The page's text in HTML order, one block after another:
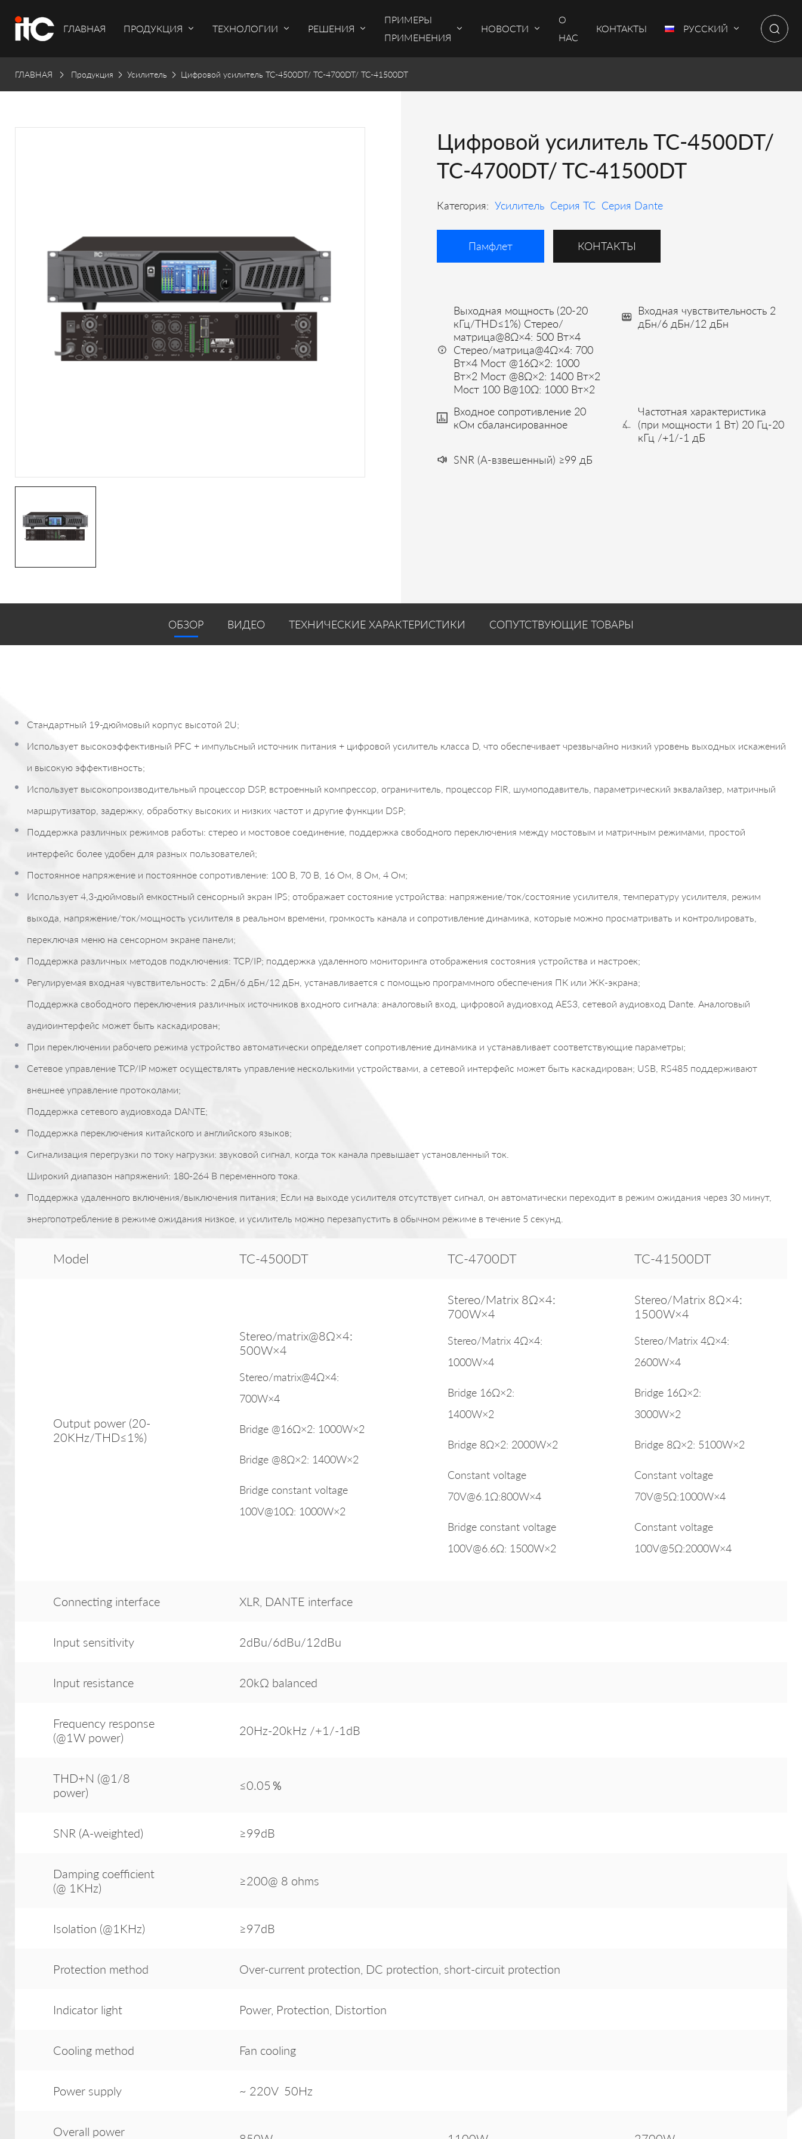
ГЛАВНАЯ ПРОДУКЦИЯ ТЕХНОЛОГИИ РЕШЕНИЯ
ПРИМЕРЫ
ПРИМЕНЕНИЯ
НОВОСТИ
О
НАС
КОНТАКТЫ РУССКИЙ
ГЛАВНАЯ Продукция Усилитель Цифровой усилитель TC-4500DT/ TC-4700DT/ TC-41500DT
Цифровой усилитель TC-4500DT/
TC-4700DT/ TC-41500DT
Категория: Усилитель Серия TC Серия Dante
Памфлет КОНТАКТЫ
Выходная мощность (20-20
кГц/THD≤1%) Стерео/
матрица@8Ω×4: 500 Вт×4
Стерео/матрица@4Ω×4: 700
Вт×4 Мост @16Ω×2: 1000
Вт×2 Мост @8Ω×2: 1400 Вт×2
Мост 100 В@10Ω: 1000 Вт×2
Входная чувствительность 2
дБн/6 дБн/12 дБн
Входное сопротивление 20
кОм сбалансированное
Частотная характеристика
(при мощности 1 Вт) 20 Гц-20
кГц /+1/-1 дБ
SNR (A-взвешенный) ≥99 дБ
ОБЗОР ВИДЕО ТЕХНИЧЕСКИЕ ХАРАКТЕРИСТИКИ СОПУТСТВУЮЩИЕ ТОВАРЫ
Стандартный 19-дюймовый корпус высотой 2U;
Использует высокоэффективный PFC + импульсный источник питания + цифровой усилитель класса D, что обеспечивает чрезвычайно низкий уровень выходных искажений
и высокую эффективность;
Использует высокопроизводительный процессор DSP, встроенный компрессор, ограничитель, процессор FIR, шумоподавитель, параметрический эквалайзер, матричный
маршрутизатор, задержку, обработку высоких и низких частот и другие функции DSP;
Поддержка различных режимов работы: стерео и мостовое соединение, поддержка свободного переключения между мостовым и матричным режимами, простой
интерфейс более удобен для разных пользователей;
Постоянное напряжение и постоянное сопротивление: 100 В, 70 В, 16 Ом, 8 Ом, 4 Ом;
Использует 4,3-дюймовый емкостный сенсорный экран IPS; отображает состояние устройства: напряжение/ток/состояние усилителя, температуру усилителя, режим
выхода, напряжение/ток/мощность усилителя в реальном времени, громкость канала и сопротивление динамика, которые можно просматривать и контролировать,
переключая меню на сенсорном экране панели;
Поддержка различных методов подключения: TCP/IP; поддержка удаленного мониторинга отображения состояния устройства и настроек;
Регулируемая входная чувствительность: 2 дБн/6 дБн/12 дБн, устанавливается с помощью программного обеспечения ПК или ЖК-экрана;
Поддержка свободного переключения различных источников входного сигнала: аналоговый вход, цифровой аудиовход AES3, сетевой аудиовход Dante. Аналоговый
аудиоинтерфейс может быть каскадирован;
При переключении рабочего режима устройство автоматически определяет сопротивление динамика и устанавливает соответствующие параметры;
Сетевое управление TCP/IP может осуществлять управление несколькими устройствами, а сетевой интерфейс может быть каскадирован; USB, RS485 поддерживают
внешнее управление протоколами;
Поддержка сетевого аудиовхода DANTE;
Поддержка переключения китайского и английского языков;
Сигнализация перегрузки по току нагрузки: звуковой сигнал, когда ток канала превышает установленный ток.
Широкий диапазон напряжений: 180-264 В переменного тока.
Поддержка удаленного включения/выключения питания; Если на выходе усилителя отсутствует сигнал, он автоматически переходит в режим ожидания через 30 минут,
энергопотребление в режиме ожидания низкое, и усилитель можно перезапустить в обычном режиме в течение 5 секунд.
Model TC-4500DT TC-4700DT TC-41500DT
Output power (20-
20KHz/THD≤1%)
Stereo/matrix@8Ω×4:
500W×4
Stereo/matrix@4Ω×4:
700W×4
Bridge @16Ω×2: 1000W×2
Bridge @8Ω×2: 1400W×2
Bridge constant voltage
100V@10Ω: 1000W×2
Stereo/Matrix 8Ω×4:
700W×4
Stereo/Matrix 4Ω×4:
1000W×4
Bridge 16Ω×2:
1400W×2
Bridge 8Ω×2: 2000W×2
Constant voltage
70V@6.1Ω:800W×4
Bridge constant voltage
100V@6.6Ω: 1500W×2
Stereo/Matrix 8Ω×4:
1500W×4
Stereo/Matrix 4Ω×4:
2600W×4
Bridge 16Ω×2:
3000W×2
Bridge 8Ω×2: 5100W×2
Constant voltage
70V@5Ω:1000W×4
Constant voltage
100V@5Ω:2000W×4
Connecting interface XLR, DANTE interface
Input sensitivity 2dBu/6dBu/12dBu
Input resistance 20kΩ balanced
Frequency response
(@1W power)
20Hz-20kHz /+1/-1dB
THD+N (@1/8
power)
≤0.05％
SNR (A-weighted) ≥99dB
Damping coefficient
(@ 1KHz)
≥200@ 8 ohms
Isolation (@1KHz) ≥97dB
Protection method Over-current protection, DC protection, short-circuit protection
Indicator light Power, Protection, Distortion
Cooling method Fan cooling
Power supply ~ 220V 50Hz
Overall power